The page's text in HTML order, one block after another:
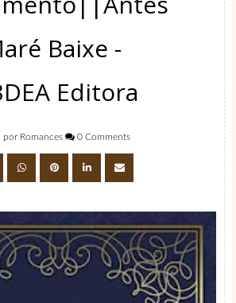
Baixe -
Editora
Romances 0 Comments